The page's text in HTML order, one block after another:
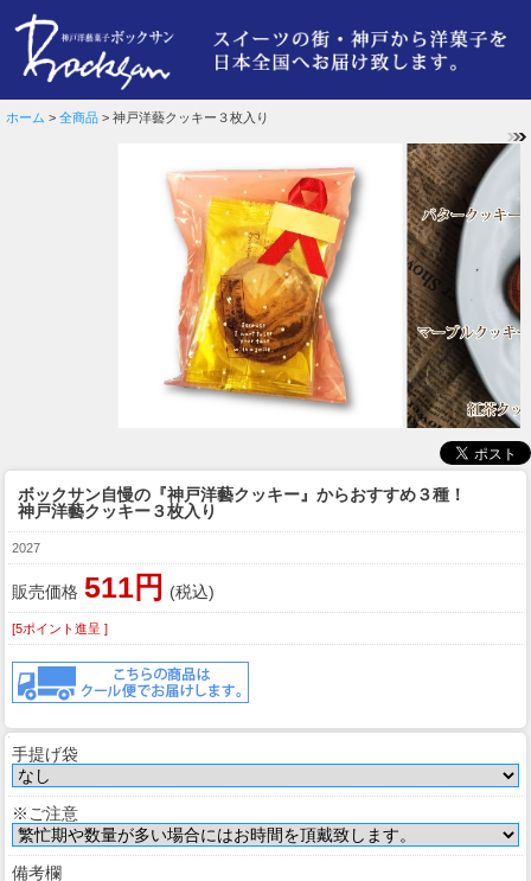
ホーム > 全商品 > 神戸洋藝クッキー３枚入り
ボックサン自慢の『神戸洋藝クッキー』からおすすめ３種！
神戸洋藝クッキー３枚入り
2027
販売価格 511円 (税込)
[5ポイント進呈 ]
手提げ袋
※ご注意
備考欄